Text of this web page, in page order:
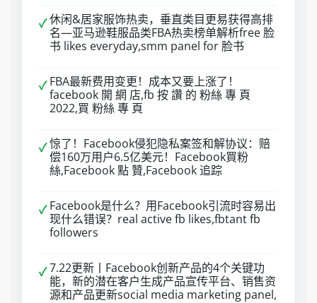
✓休闲&居家服饰热卖，垂直类目更易获得高排
名—亚马逊鞋服品类FBA热卖榜单解析free 脸
书 likes everyday,smm panel for 脸书
✓ FBA最新费用变更！成本又要上涨了！
facebook 開 網 店,fb 按 讚 的 粉絲 專 頁
2022,買 粉絲 專 頁
✓惊了！Facebook侵犯隐私案签和解协议：赔
偿160万用户6.5亿美元！Facebook買粉
絲,Facebook 點 贊,Facebook 追踪
✓ Facebook是什么？用Facebook引流时容易出
现什么错误？real active fb likes,fbtant fb
followers
✓7.22更新丨Facebook创新产品的4个关键功
能，新的潜在客户生成产品宣传平台、销售资
源和产品更新social media marketing panel,